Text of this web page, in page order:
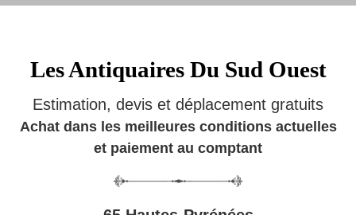
Les Antiquaires Du Sud Ouest
Estimation, devis et déplacement gratuits
Achat dans les meilleures conditions actuelles
et paiement au comptant